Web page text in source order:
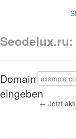
Domain
eingeben
← Jetzt